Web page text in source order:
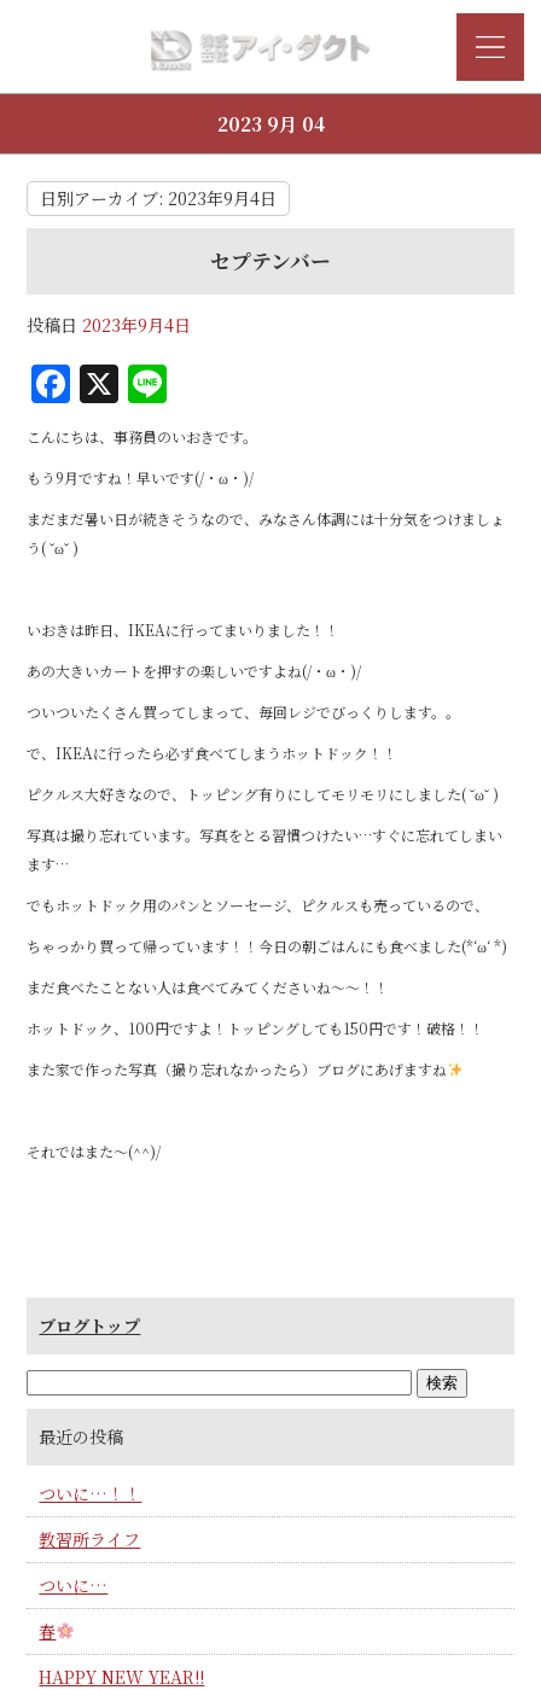
2023 9月 04
日別アーカイブ: 2023年9月4日
セプテンバー
投稿日 2023年9月4日
F
a
c
e
b
o
o
k
X
n
e
こんにちは、事務員のいおきです。
もう9月ですね！早いです(/・ω・)/
まだまだ暑い日が続きそうなので、みなさん体調には十分気をつけましょ
う( ˘ω˘ )
いおきは昨日、IKEAに行ってまいりました！！
あの大きいカートを押すの楽しいですよね(/・ω・)/
ついついたくさん買ってしまって、毎回レジでびっくりします。。
で、IKEAに行ったら必ず食べてしまうホットドック！！
ピクルス大好きなので、トッピング有りにしてモリモリにしました( ˘ω˘ )
写真は撮り忘れています。写真をとる習慣つけたい…すぐに忘れてしまい
ます…
でもホットドック用のパンとソーセージ、ピクルスも売っているので、
ちゃっかり買って帰っています！！今日の朝ごはんにも食べました(*‘ω‘ *)
まだ食べたことない人は食べてみてくださいね～～！！
ホットドック、100円ですよ！トッピングしても150円です！破格！！
また家で作った写真（撮り忘れなかったら）ブログにあげますね
それではまた～(^^)/
ブログトップ
最近の投稿
ついに…！！
教習所ライフ
ついに…
春
HAPPY NEW YEAR!!